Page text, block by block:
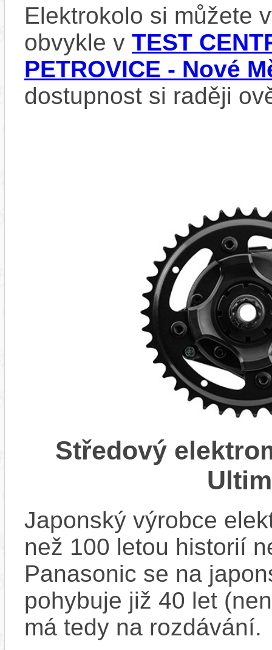
Elektrokolo si můžete
obvykle v TEST
PETROVICE - Nové
dostupnost si raději
Středový
Japonský výrobce
než 100 letou historií
Panasonic se na
pohybuje již 40 let
má tedy na rozdávání.